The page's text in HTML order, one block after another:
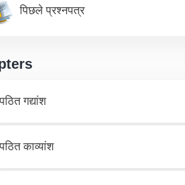
पिछले प्रश्नपत्र
गद्यांश
काव्यांश